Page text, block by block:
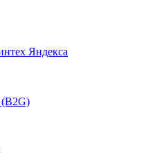
Яндекса